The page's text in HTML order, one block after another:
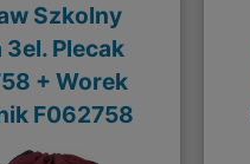
Szkolny
Plecak
+ Worek
F062758